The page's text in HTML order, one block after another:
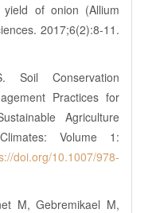
of onion (Allium
2017;6(2):8-11.
Soil Conservation
Practices for
Agriculture
Volume 1:
doi.org/10.1007/978-
M, Gebremikael M,